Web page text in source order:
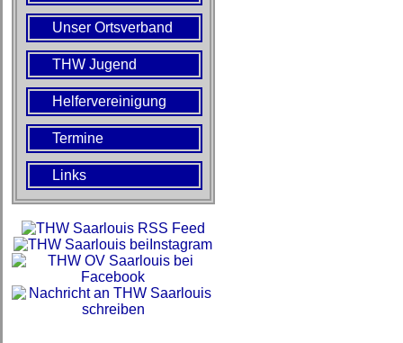
Unser Ortsverband
THW Jugend
Helfervereinigung
Termine
Links